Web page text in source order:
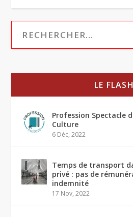
LE FLASH
Profession Spectacle
Culture
6 Déc, 2022
Temps de transport
privé : pas de
indemnité
17 Nov, 2022